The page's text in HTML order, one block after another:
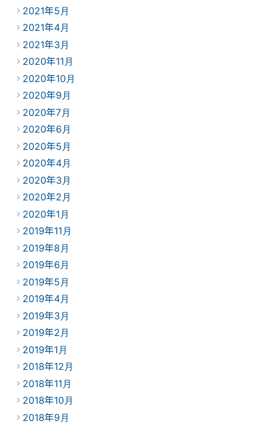
2021年5月
2021年4月
2021年3月
2020年11月
2020年10月
2020年9月
2020年7月
2020年6月
2020年5月
2020年4月
2020年3月
2020年2月
2020年1月
2019年11月
2019年8月
2019年6月
2019年5月
2019年4月
2019年3月
2019年2月
2019年1月
2018年12月
2018年11月
2018年10月
2018年9月